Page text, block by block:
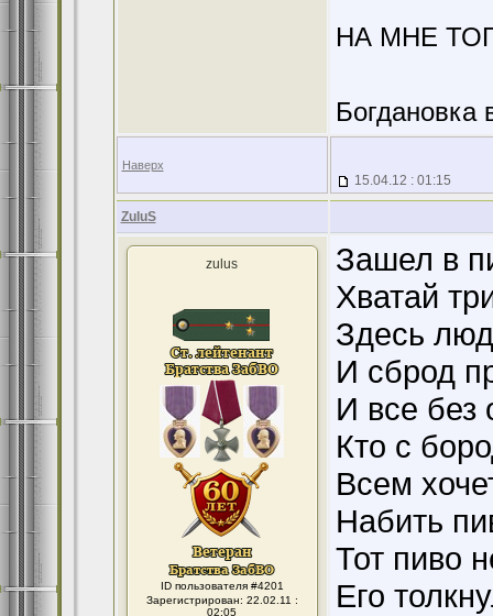
НА МНЕ
Наверх
15.04.12 : 01:15
ZuluS
zulus
ID пользователя #4201
Зарегистрирован: 22.02.11 :
02:05
Зашел в
Хватай
Здесь
И сброд
И все без
Кто с
Всем
Набить
Тот пиво
Его